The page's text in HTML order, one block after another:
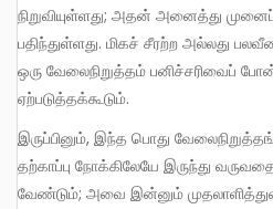
நிறுவியுள்ளது; அதன் அனைத்து முனைப்
பதிந்துள்ளது. மிகச் சீரற்ற அல்லது
ஒரு வேலைநிறுத்தம் பனிச்சரிவைப்
ஏற்படுத்தக்கூடும்.
இருப்பினும், இந்த பொது வேலைநிறுத்தங்களின் தன்மை பெரும்பாலும்
தற்காப்பு நோக்கிலேயே இருந்து
வேண்டும்; அவை இன்னும் முதலாளித்துவ